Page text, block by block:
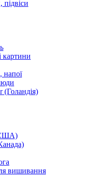
картини
напої
(Голандія)
вишивання